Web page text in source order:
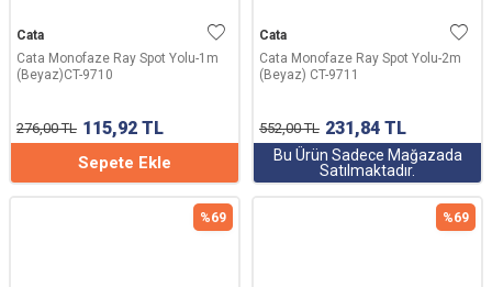
Cata
Cata Monofaze Ray Spot Yolu-1m
(Beyaz)CT-9710
276,00TL 115,92 TL
Sepete Ekle
Cata
Cata Monofaze Ray Spot Yolu-2m
(Beyaz) CT-9711
552,00TL 231,84 TL
Bu Ürün Sadece Mağazada
Satılmaktadır.
%69 %69